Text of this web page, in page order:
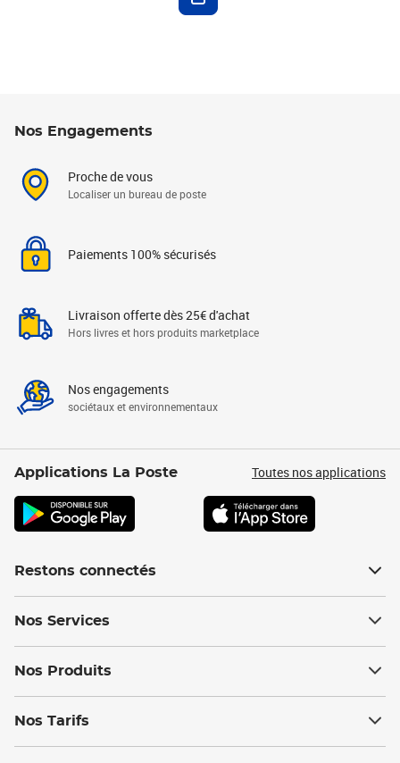
Nos Engagements
Proche de vous
Localiser un bureau de poste
Paiements 100% sécurisés
Livraison offerte dès 25€ d'achat
Hors livres et hors produits marketplace
Nos engagements
sociétaux et environnementaux
Applications La Poste Toutes nos applications
Restons connectés
Nos Services
Nos Produits
Nos Tarifs